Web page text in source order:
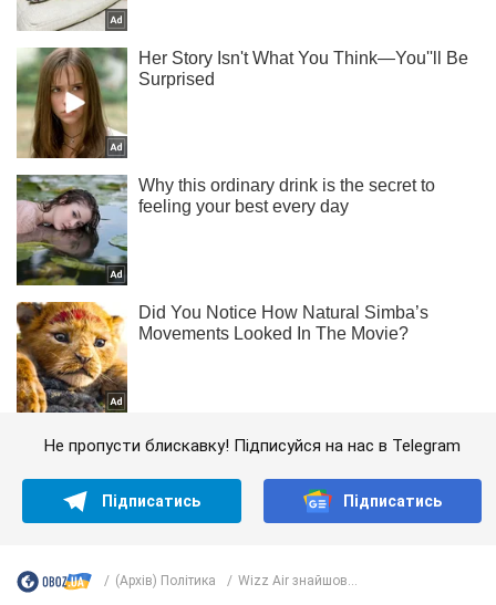
Не пропусти блискавку! Підписуйся на нас в Telegram
Підписатись Підписатись
(Архів) Політика Wizz Air знайшов...